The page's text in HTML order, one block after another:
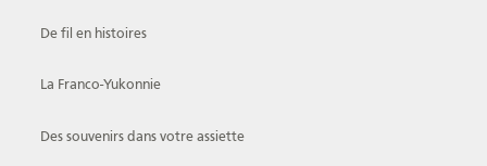
De fil en histoires
La Franco-Yukonnie
Des souvenirs dans votre assiette